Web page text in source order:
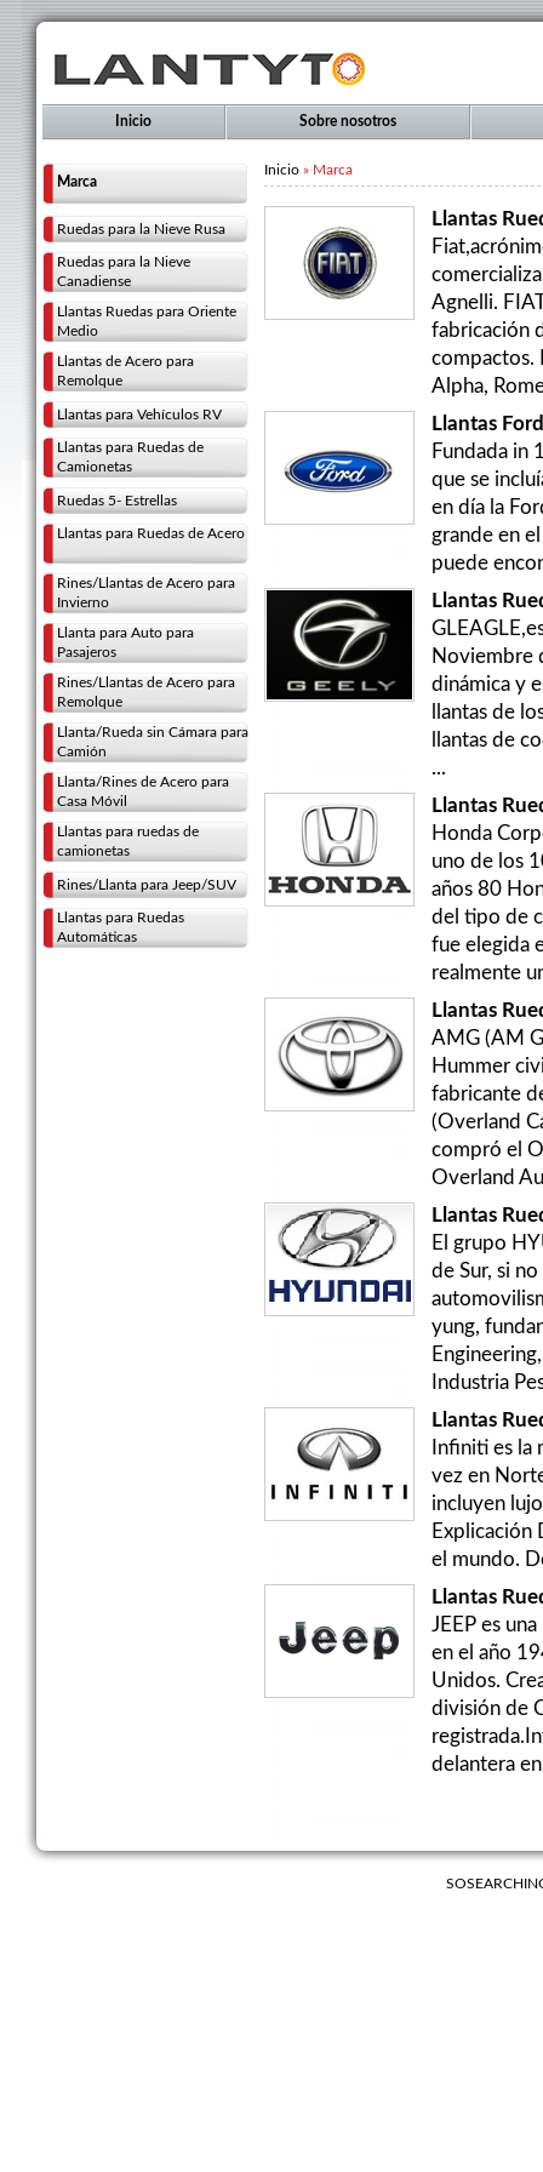
Inicio Sobre nosotros
Marca
Ruedas para la Nieve Rusa
Ruedas para la Nieve
Canadiense
Llantas Ruedas para Oriente
Medio
Llantas de Acero para
Remolque
Llantas para Vehículos RV
Llantas para Ruedas de
Camionetas
Ruedas 5- Estrellas
Llantas para Ruedas de Acero
Rines/Llantas de Acero para
Invierno
Llanta para Auto para
Pasajeros
Rines/Llantas de Acero para
Remolque
Llanta/Rueda sin Cámara para
Camión
Llanta/Rines de Acero para
Casa Móvil
Llantas para ruedas de
camionetas
Rines/Llanta para Jeep/SUV
Llantas para Ruedas
Automáticas
Inicio» Marca
Llantas
Agnelli.
fabricación
compactos.
Alpha,
Llantas
Fundada in
que se
en día la
grande en
puede
Llantas
Noviembre
dinámica y
llantas de
llantas de
...
Llantas
Honda
uno de los
años 80
del tipo de
fue elegida
realmente
Llantas
AMG (AM
Hummer
fabricante
(Overland
compró el
Overland
Llantas
El grupo
de Sur, si
yung,
Industria
Llantas
Infiniti es la
vez en
incluyen
Explicación
el mundo.
Llantas
JEEP es
en el año
Unidos.
división de
delantera